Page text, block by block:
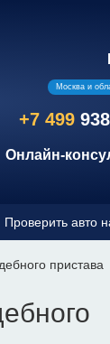
Москва и
+7 499
Онлайн-
Проверить авто
пристава